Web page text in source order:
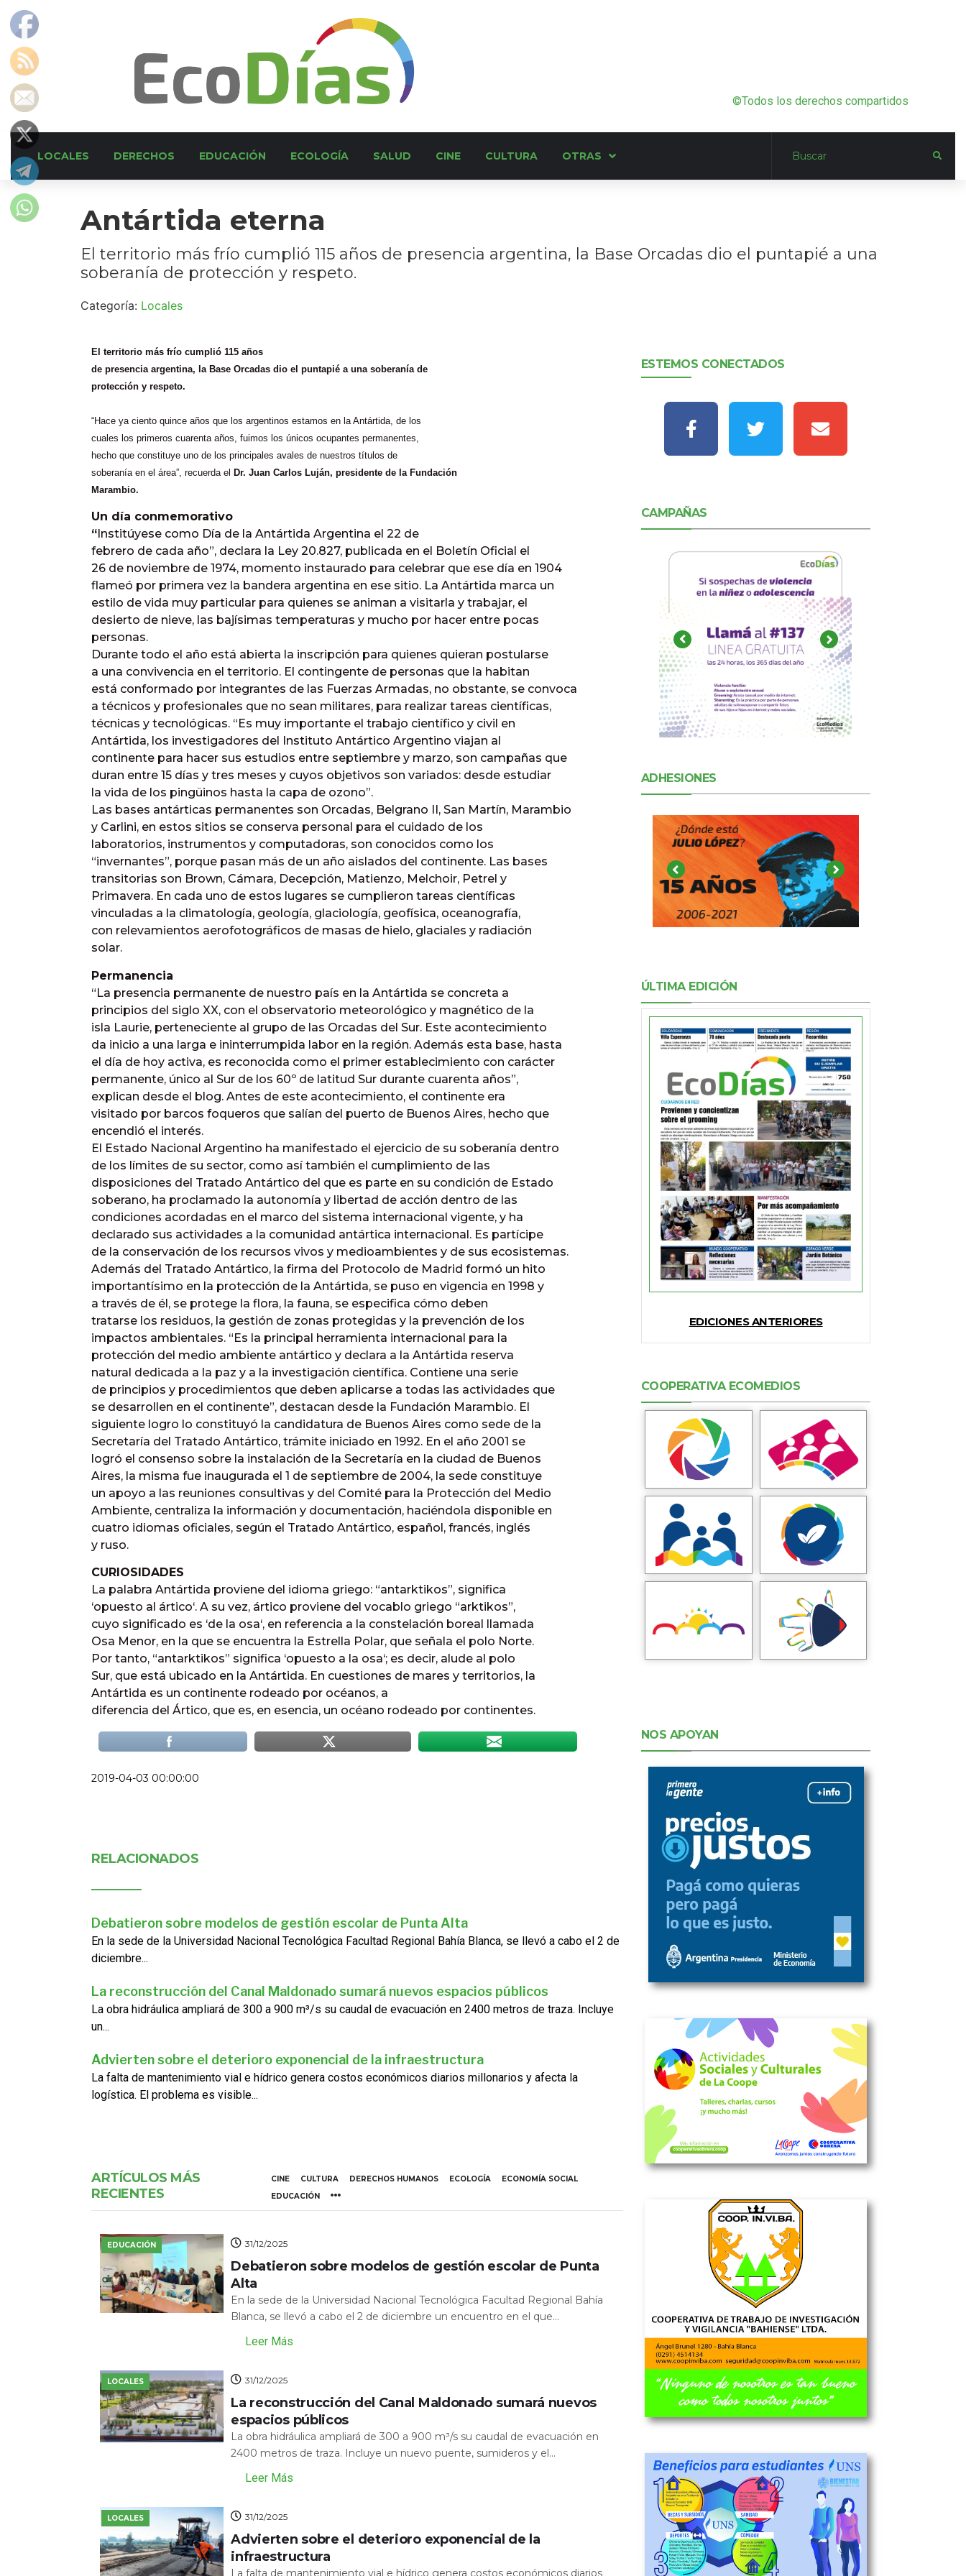
©Todos los derechos compartidos
LOCALES DERECHOS EDUCACIÓN ECOLOGÍA SALUD CINE CULTURA OTRAS
Antártida eterna
El territorio más frío cumplió 115 años de presencia argentina, la Base Orcadas dio el puntapié a una
soberanía de protección y respeto.
Categoría: Locales
El territorio más frío cumplió 115 años
de presencia argentina, la Base Orcadas dio el puntapié a una soberanía de
protección y respeto.
“Hace ya ciento quince años que los argentinos estamos en la Antártida, de los
cuales los primeros cuarenta años, fuimos los únicos ocupantes permanentes,
hecho que constituye uno de los principales avales de nuestros títulos de
soberanía en el área”, recuerda el Dr. Juan Carlos Luján, presidente de la Fundación
Marambio.
Un día conmemorativo
“ Institúyese como Día de la Antártida Argentina el 22 de
febrero de cada año”, declara la Ley 20.827, publicada en el Boletín Oficial el
26 de noviembre de 1974, momento instaurado para celebrar que ese día en 1904
flameó por primera vez la bandera argentina en ese sitio. La Antártida marca un
estilo de vida muy particular para quienes se animan a visitarla y trabajar, el
desierto de nieve, las bajísimas temperaturas y mucho por hacer entre pocas
personas.
Durante todo el año está abierta la inscripción para quienes quieran postularse
a una convivencia en el territorio. El contingente de personas que la habitan
está conformado por integrantes de las Fuerzas Armadas, no obstante, se convoca
a técnicos y profesionales que no sean militares, para realizar tareas científicas,
técnicas y tecnológicas. “Es muy importante el trabajo científico y civil en
Antártida, los investigadores del Instituto Antártico Argentino viajan al
continente para hacer sus estudios entre septiembre y marzo, son campañas que
duran entre 15 días y tres meses y cuyos objetivos son variados: desde estudiar
la vida de los pingüinos hasta la capa de ozono”.
Las bases antárticas permanentes son Orcadas, Belgrano II, San Martín, Marambio
y Carlini, en estos sitios se conserva personal para el cuidado de los
laboratorios, instrumentos y computadoras, son conocidos como los
“invernantes”, porque pasan más de un año aislados del continente. Las bases
transitorias son Brown, Cámara, Decepción, Matienzo, Melchoir, Petrel y
Primavera. En cada uno de estos lugares se cumplieron tareas científicas
vinculadas a la climatología, geología, glaciología, geofísica, oceanografía,
con relevamientos aerofotográficos de masas de hielo, glaciales y radiación
solar.
Permanencia
“La presencia permanente de nuestro país en la Antártida se concreta a
principios del siglo XX, con el observatorio meteorológico y magnético de la
isla Laurie, perteneciente al grupo de las Orcadas del Sur. Este acontecimiento
da inicio a una larga e ininterrumpida labor en la región. Además esta base, hasta
el día de hoy activa, es reconocida como el primer establecimiento con carácter
permanente, único al Sur de los 60º de latitud Sur durante cuarenta años”,
explican desde el blog. Antes de este acontecimiento, el continente era
visitado por barcos foqueros que salían del puerto de Buenos Aires, hecho que
encendió el interés.
El Estado Nacional Argentino ha manifestado el ejercicio de su soberanía dentro
de los límites de su sector, como así también el cumplimiento de las
disposiciones del Tratado Antártico del que es parte en su condición de Estado
soberano, ha proclamado la autonomía y libertad de acción dentro de las
condiciones acordadas en el marco del sistema internacional vigente, y ha
declarado sus actividades a la comunidad antártica internacional. Es partícipe
de la conservación de los recursos vivos y medioambientes y de sus ecosistemas.
Además del Tratado Antártico, la firma del Protocolo de Madrid formó un hito
importantísimo en la protección de la Antártida, se puso en vigencia en 1998 y
a través de él, se protege la flora, la fauna, se especifica cómo deben
tratarse los residuos, la gestión de zonas protegidas y la prevención de los
impactos ambientales. “Es la principal herramienta internacional para la
protección del medio ambiente antártico y declara a la Antártida reserva
natural dedicada a la paz y a la investigación científica. Contiene una serie
de principios y procedimientos que deben aplicarse a todas las actividades que
se desarrollen en el continente”, destacan desde la Fundación Marambio. El
siguiente logro lo constituyó la candidatura de Buenos Aires como sede de la
Secretaría del Tratado Antártico, trámite iniciado en 1992. En el año 2001 se
logró el consenso sobre la instalación de la Secretaría en la ciudad de Buenos
Aires, la misma fue inaugurada el 1 de septiembre de 2004, la sede constituye
un apoyo a las reuniones consultivas y del Comité para la Protección del Medio
Ambiente, centraliza la información y documentación, haciéndola disponible en
cuatro idiomas oficiales, según el Tratado Antártico, español, francés, inglés
y ruso.
CURIOSIDADES
La palabra Antártida proviene del idioma griego: “antarktikos”, significa
‘opuesto al ártico‘. A su vez, ártico proviene del vocablo griego “arktikos”,
cuyo significado es ‘de la osa‘, en referencia a la constelación boreal llamada
Osa Menor, en la que se encuentra la Estrella Polar, que señala el polo Norte.
Por tanto, “antarktikos” significa ‘opuesto a la osa‘; es decir, alude al polo
Sur, que está ubicado en la Antártida. En cuestiones de mares y territorios, la
Antártida es un continente rodeado por océanos, a
diferencia del Ártico, que es, en esencia, un océano rodeado por continentes.
2019-04-03 00:00:00
RELACIONADOS
Debatieron sobre modelos de gestión escolar de Punta Alta
En la sede de la Universidad Nacional Tecnológica Facultad Regional Bahía Blanca, se llevó a cabo el 2 de
diciembre...
La reconstrucción del Canal Maldonado sumará nuevos espacios públicos
La obra hidráulica ampliará de 300 a 900 m³/s su caudal de evacuación en 2400 metros de traza. Incluye
un...
Advierten sobre el deterioro exponencial de la infraestructura
La falta de mantenimiento vial e hídrico genera costos económicos diarios millonarios y afecta la
logística. El problema es visible...
ARTÍCULOS MÁS
RECIENTES
CINE CULTURA DERECHOS HUMANOS ECOLOGÍA
ECONOMÍA SOCIAL
EDUCACIÓN
EDUCACIÓN 31/12/2025
Debatieron sobre modelos de gestión escolar de Punta
Alta
En la sede de la Universidad Nacional Tecnológica Facultad Regional Bahía
Blanca, se llevó a cabo el 2 de diciembre un encuentro en el que...
Leer Más
LOCALES 31/12/2025
La reconstrucción del Canal Maldonado sumará nuevos
espacios públicos
La obra hidráulica ampliará de 300 a 900 m³/s su caudal de evacuación en
2400 metros de traza. Incluye un nuevo puente, sumideros y el...
Leer Más
LOCALES 31/12/2025
Advierten sobre el deterioro exponencial de la
infraestructura
La falta de mantenimiento vial e hídrico genera costos económicos diarios
ESTEMOS CONECTADOS
CAMPAÑAS
ADHESIONES
ÚLTIMA EDICIÓN
EDICIONES ANTERIORES
COOPERATIVA ECOMEDIOS
NOS APOYAN